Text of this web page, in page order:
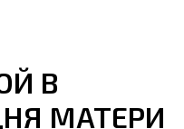
В
МАТЕРИ